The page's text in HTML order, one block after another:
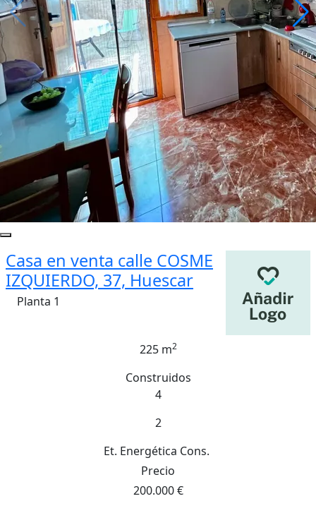
Casa en venta calle COSME
IZQUIERDO, 37, Huescar
Planta 1
225 m2
Construidos
4
2
Et. Energética Cons.
Precio
200.000 €